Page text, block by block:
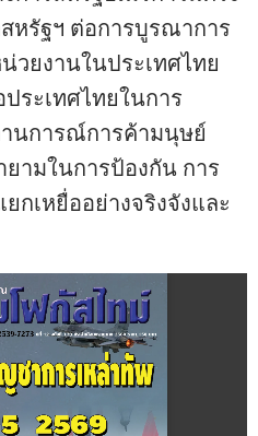
หรัฐฯ ต่อการบูรณาการ
วยงานในประเทศไทย
ะเทศไทยในการ
นการณ์การค้ามนุษย์
ามในการป้องกัน การ
กเหยื่ออย่างจริงจังและ